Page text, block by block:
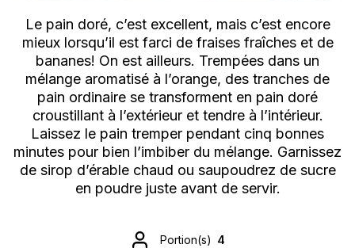
Le pain doré, c’est excellent, mais c’est encore
mieux lorsqu’il est farci de fraises fraîches et de
bananes! On est ailleurs. Trempées dans un
mélange aromatisé à l’orange, des tranches de
pain ordinaire se transforment en pain doré
croustillant à l’extérieur et tendre à l’intérieur.
Laissez le pain tremper pendant cinq bonnes
minutes pour bien l’imbiber du mélange. Garnissez
de sirop d’érable chaud ou saupoudrez de sucre
en poudre juste avant de servir.
Portion(s) 4